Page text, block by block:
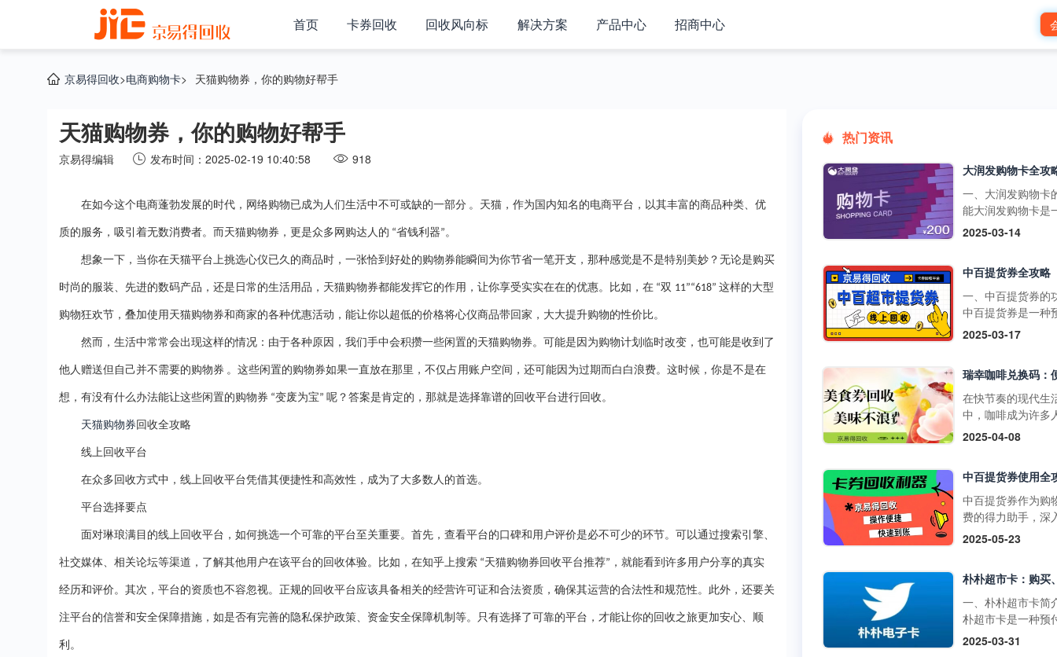
首页 卡券回收 回收风向标 解决方案 产品中心 招商中心
京易得回收>电商购物卡> 天猫购物券，你的购物好帮手
天猫购物券，你的购物好帮手
京易得编辑 发布时间：2025-02-19 10:40:58 918
在如今这个电商蓬勃发展的时代，网络购物已成为人们生活中不可或缺的一部分 。天猫，作为国内知名的电商平台，以其丰富的商品种类、优
质的服务，吸引着无数消费者。而天猫购物券，更是众多网购达人的 “省钱利器”。
想象一下，当你在天猫平台上挑选心仪已久的商品时，一张恰到好处的购物券能瞬间为你节省一笔开支，那种感觉是不是特别美妙？无论是购买
时尚的服装、先进的数码产品，还是日常的生活用品，天猫购物券都能发挥它的作用，让你享受实实在在的优惠。比如，在 “双 11”“618” 这样的大型
购物狂欢节，叠加使用天猫购物券和商家的各种优惠活动，能让你以超低的价格将心仪商品带回家，大大提升购物的性价比。
然而，生活中常常会出现这样的情况：由于各种原因，我们手中会积攒一些闲置的天猫购物券。可能是因为购物计划临时改变，也可能是收到了
他人赠送但自己并不需要的购物券 。这些闲置的购物券如果一直放在那里，不仅占用账户空间，还可能因为过期而白白浪费。这时候，你是不是在
想，有没有什么办法能让这些闲置的购物券 “变废为宝” 呢？答案是肯定的，那就是选择靠谱的回收平台进行回收。
天猫购物券 回收全攻略
线上回收平台
在众多回收方式中，线上回收平台凭借其便捷性和高效性，成为了大多数人的首选。
平台选择要点
面对琳琅满目的线上回收平台，如何挑选一个可靠的平台至关重要。首先，查看平台的口碑和用户评价是必不可少的环节。可以通过搜索引擎、
社交媒体、相关论坛等渠道，了解其他用户在该平台的回收体验。比如，在知乎上搜索 “天猫购物券回收平台推荐” ，就能看到许多用户分享的真实
经历和评价。其次，平台的资质也不容忽视。正规的回收平台应该具备相关的经营许可证和合法资质，确保其运营的合法性和规范性。此外，还要关
注平台的信誉和安全保障措施，如是否有完善的隐私保护政策、资金安全保障机制等。只有选择了可靠的平台，才能让你的回收之旅更加安心、顺
利。
热门资讯
一、大润发购物卡
能大润发购物卡是
预付卡，可在大润
品、日用品、家电
类商品。它还可以
超市的其他促销活
物更加划算。不过
草、酒类、礼品卡
值卡等特殊商品。
大润发购物卡的购
式1. 线上购买：•
发优鲜APP：下载
录后在“我的”页面
卡”，选择面值并
支付。• 第三方平
如淘宝，搜索“大
舰店或授权....
2025-03-14
中百提货券全攻略
一、中百提货券的
中百提货券是一种
式购物卡，可以在
惠。它不仅可以用
买日常商品，还可
特定活动期间享受
的获取方式1. 线上
APP参与活动，完
定任务即可获得提
券。• 在中百线上
购物满一定金额后
获赠提货券。2. 线
物满一定金额后，
线下活动，并达到
条件，即可获得提
券。三、中百提货
2025-03-17
在快节奏的现代生
中，咖啡成为许多
启活力一天或缓解
品，如经典的拿铁
爽的生椰拿铁，以
断推陈出新的季节
据了重要地位。而
活的消费凭证，为
爱好者们带来了诸
利。不过，生活中
会出现兑换码闲置
况，别担心，京易
2025-04-08
中百提货券作为购
费的得力助手，深
解其使用方法，能
惠。 使用范围广泛
百提货券主要适用
百仓储、中百超市
无论是采购米面粮
2025-05-23
一、朴朴超市卡简
朴超市卡是一种预
卡，可在朴朴超市
2025-03-31